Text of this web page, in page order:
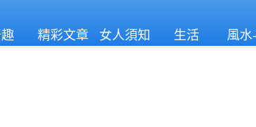
精彩文章 女人須知 生活
風水